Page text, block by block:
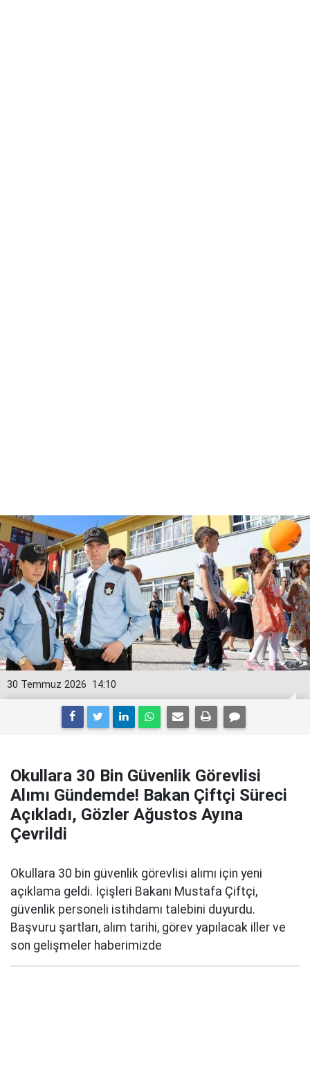
14:10
30 Temmuz 2026
Okullara 30 Bin Güvenlik Görevlisi
Alımı Gündemde! Bakan Çiftçi Süreci
Açıkladı, Gözler Ağustos Ayına
Çevrildi
Okullara 30 bin güvenlik görevlisi alımı için yeni
açıklama geldi. İçişleri Bakanı Mustafa Çiftçi,
güvenlik personeli istihdamı talebini duyurdu.
Başvuru şartları, alım tarihi, görev yapılacak iller ve
son gelişmeler haberimizde